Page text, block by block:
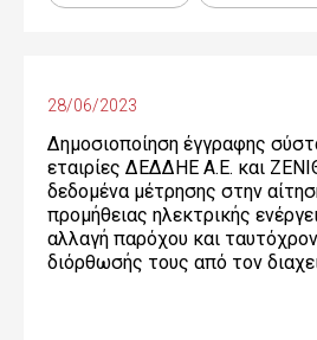
28/06/2023
Δημοσιοποίηση έγγραφης
εταιρίες ΔΕΔΔΗΕ Α.Ε. και
δεδομένα μέτρησης στην
προμήθειας ηλεκτρικής
αλλαγή παρόχου και
διόρθωσής τους από τον